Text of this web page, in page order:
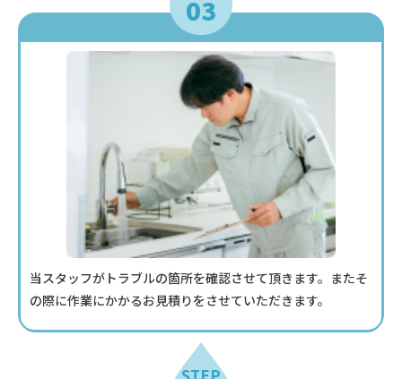
03
当スタッフがトラブルの箇所を確認させて頂きます。またそ
の際に作業にかかるお見積りをさせていただきます。